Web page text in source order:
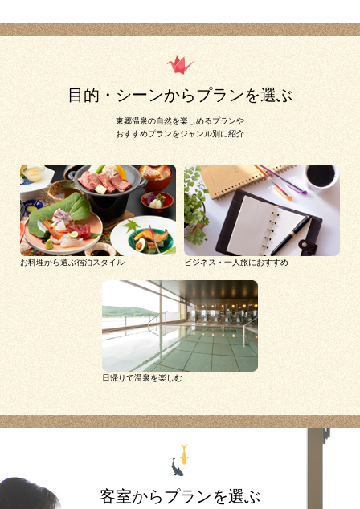
目的・シーンからプランを選ぶ
東郷温泉の自然を楽しめるプランや
おすすめプランをジャンル別に紹介
お料理から選ぶ宿泊スタイル ビジネス・一人旅におすすめ
日帰りで温泉を楽しむ
客室からプランを選ぶ